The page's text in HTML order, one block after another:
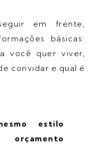
em frente,
básicas:
você quer viver,
convidar e qual é
estilo